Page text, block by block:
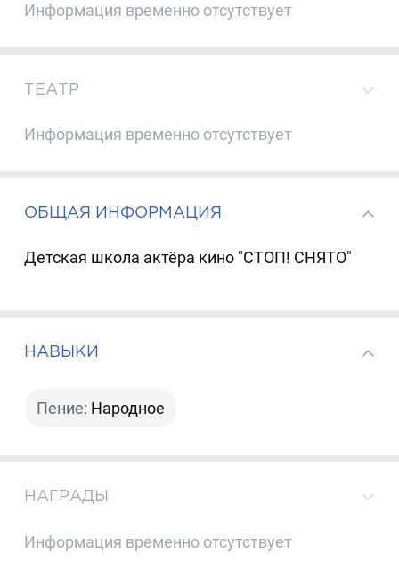
Информация временно отсутствует
ТЕАТР
Информация временно отсутствует
ОБЩАЯ ИНФОРМАЦИЯ
Детская школа актёра кино "СТОП! СНЯТО"
НАВЫКИ
Пение: Народное
НАГРАДЫ
Информация временно отсутствует